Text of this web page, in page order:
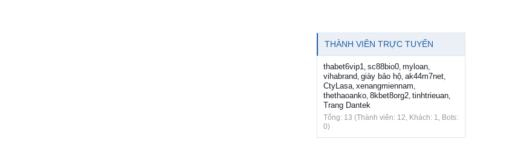
THÀNH VIÊN TRỰC TUYẾN
thabet6vip1, sc88bio0, myloan,
vihabrand, giày bảo hộ, ak44m7net,
CtyLasa, xenangmiennam,
thethaoanko, 8kbet8org2, tinhtrieuan,
Trang Dantek
Tổng: 13 (Thành viên: 12, Khách: 1, Bots:
0)